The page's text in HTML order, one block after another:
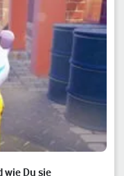
wie Du sie